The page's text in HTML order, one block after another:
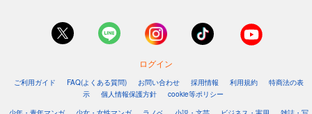
ログイン
ご利用ガイド FAQ(よくある質問) お問い合わせ 採用情報 利用規約
特商法の表
示
個人情報保護方針
cookie等ポリシー